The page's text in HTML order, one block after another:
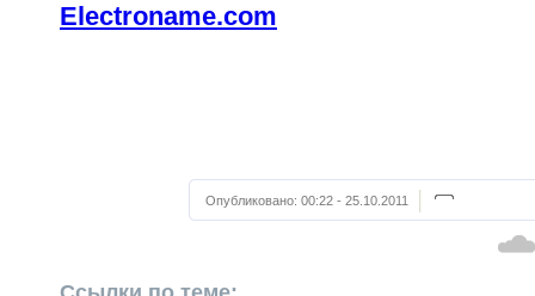
Electroname.com
Опубликовано: 00:22 - 25.10.2011